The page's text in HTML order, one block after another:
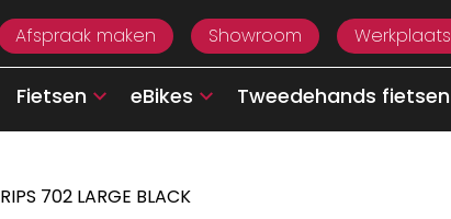
Afspraak maken
Showroom Werkplaats
Fietsen eBikes Tweedehands fietsen
702 LARGE BLACK